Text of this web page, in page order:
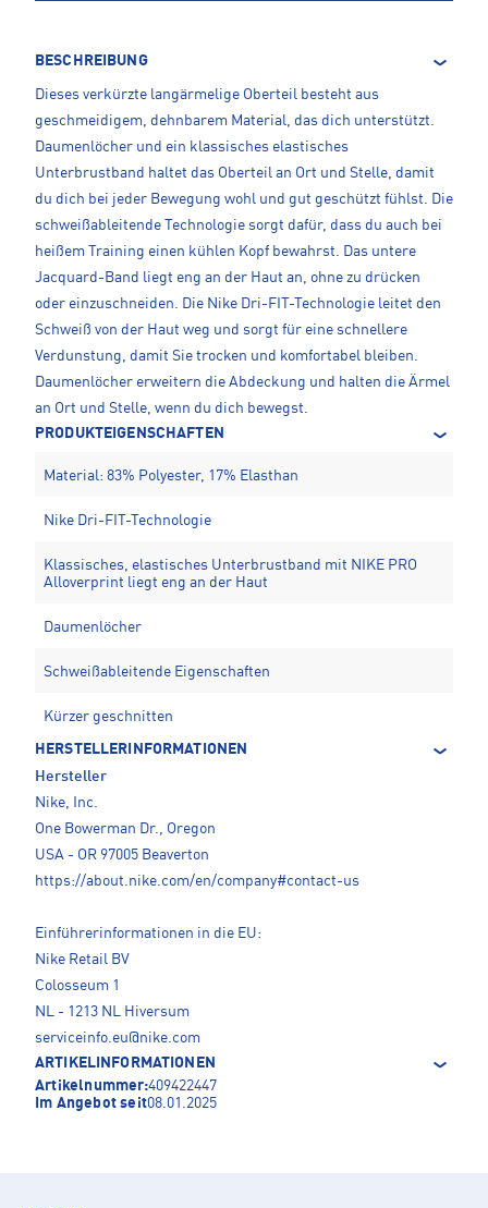
BESCHREIBUNG
Dieses verkürzte langärmelige Oberteil besteht aus
geschmeidigem, dehnbarem Material, das dich unterstützt.
Daumenlöcher und ein klassisches elastisches
Unterbrustband haltet das Oberteil an Ort und Stelle, damit
du dich bei jeder Bewegung wohl und gut geschützt fühlst. Die
schweißableitende Technologie sorgt dafür, dass du auch bei
heißem Training einen kühlen Kopf bewahrst. Das untere
Jacquard-Band liegt eng an der Haut an, ohne zu drücken
oder einzuschneiden. Die Nike Dri-FIT-Technologie leitet den
Schweiß von der Haut weg und sorgt für eine schnellere
Verdunstung, damit Sie trocken und komfortabel bleiben.
Daumenlöcher erweitern die Abdeckung und halten die Ärmel
an Ort und Stelle, wenn du dich bewegst.
PRODUKTEIGENSCHAFTEN
Material: 83% Polyester, 17% Elasthan
Nike Dri-FIT-Technologie
Klassisches, elastisches Unterbrustband mit NIKE PRO
Alloverprint liegt eng an der Haut
Daumenlöcher
Schweißableitende Eigenschaften
Kürzer geschnitten
HERSTELLERINFORMATIONEN
Hersteller
Nike, Inc.
One Bowerman Dr., Oregon
USA - OR 97005 Beaverton
https://about.nike.com/en/company#contact-us
Einführerinformationen in die EU:
Nike Retail BV
Colosseum 1
NL - 1213 NL Hiversum
serviceinfo.eu@nike.com
ARTIKELINFORMATIONEN
Artikelnummer:409422447
Im Angebot seit08.01.2025